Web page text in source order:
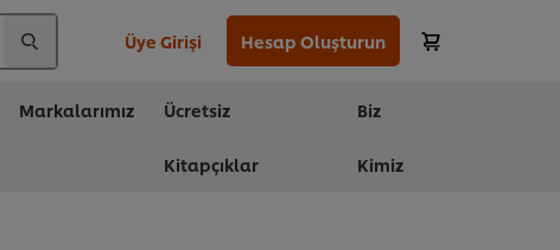
Üye Girişi Hesap Oluşturun
Markalarımız Ücretsiz
Kitapçıklar
Biz
Kimiz